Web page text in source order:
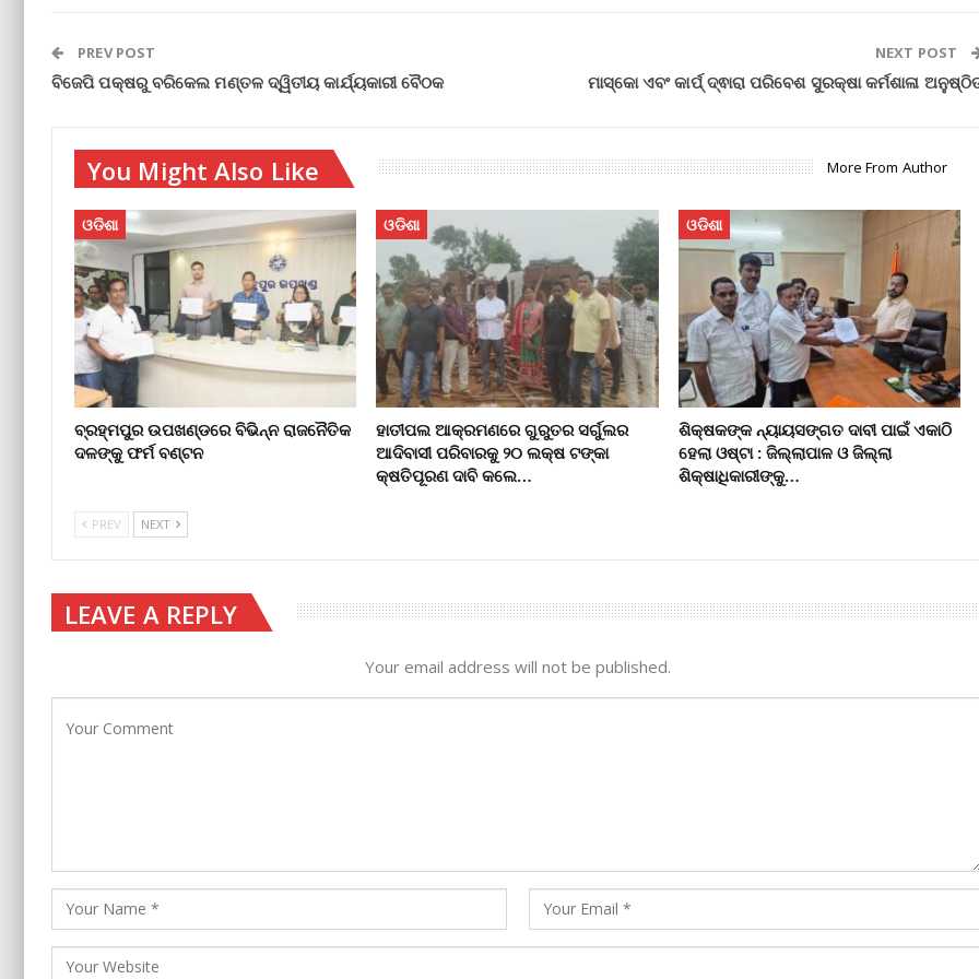
PREV POST
ବିଜେପି ପକ୍ଷରୁ ବରିକେଲ ମଣ୍ତଳ ଦ୍ୱିତୀୟ କାର୍ଯ୍ୟକାରୀ ବୈଠକ
NEXT POST
ମାସ୍କୋ ଏବଂ କାର୍ପ୍ ଦ୍ଵାରା ପରିବେଶ ସୁରକ୍ଷା କର୍ମଶାଳା
You Might Also Like More From Author
ଓଡିଶା
ବ୍ରହ୍ମପୁର ଉପଖଣ୍ଡରେ ବିଭିନ୍ନ ରାଜନୈତିକ
ଦଳଙ୍କୁ ଫର୍ମ ବଣ୍ଟନ
ଓଡିଶା
ହାତୀପଲ ଆକ୍ରମଣରେ ଗୁରୁତର ସର୍ଗୁଲର
ଆଦିବାସୀ ପରିବାରକୁ ୨୦ ଲକ୍ଷ ଟଙ୍କା
କ୍ଷତିପୂରଣ ଦାବି କଲେ…
ଓଡିଶା
ଶିକ୍ଷକଙ୍କ ନ୍ୟାୟସଙ୍ଗତ ଦାବୀ ପାଇଁ ଏକାଠି
ହେଲା ଓଷ୍ଟା : ଜିଲ୍ଲାପାଳ ଓ ଜିଲ୍ଲା
ଶିକ୍ଷାଧିକାରୀଙ୍କୁ…
PREV NEXT
LEAVE A REPLY
Your email address will not be published.